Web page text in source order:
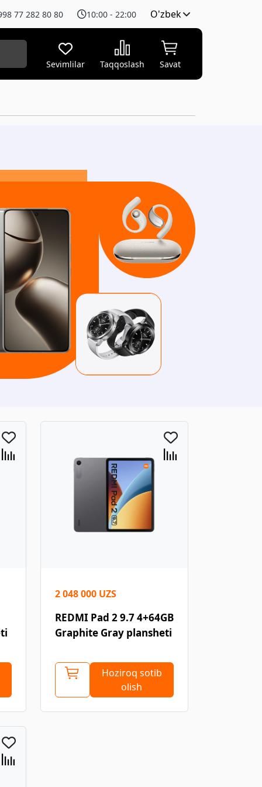
77 282 80 80 10:00 - 22:00 O'zbek
Sevimlilar Taqqoslash Savat
2 048 000 UZS
REDMI Pad 2 9.7 4+64GB
Graphite Gray plansheti
Hoziroq sotib
olish